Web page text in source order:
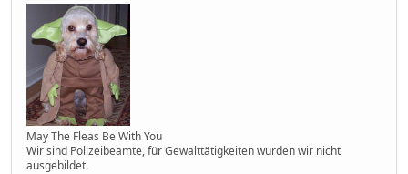
May The Fleas Be With You
Wir sind Polizeibeamte, für Gewalttätigkeiten wurden wir nicht
ausgebildet.